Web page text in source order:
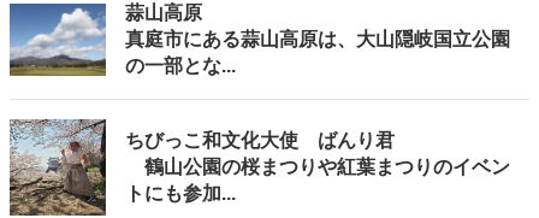
蒜山高原
真庭市にある蒜山高原は、大山隠岐国立公園
の一部とな...
ちびっこ和文化大使 ばんり君
鶴山公園の桜まつりや紅葉まつりのイベン
トにも参加...